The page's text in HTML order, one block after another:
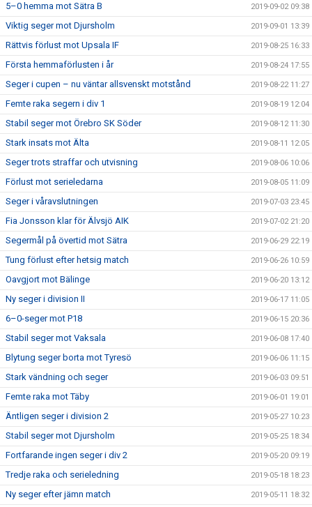
5–0 hemma mot Sätra B 2019-09-02 09:38
Viktig seger mot Djursholm 2019-09-01 13:39
Rättvis förlust mot Upsala IF 2019-08-25 16:33
Första hemmaförlusten i år 2019-08-24 17:55
Seger i cupen – nu väntar allsvenskt motstånd 2019-08-22 11:27
Femte raka segern i div 1 2019-08-19 12:04
Stabil seger mot Örebro SK Söder 2019-08-12 11:30
Stark insats mot Älta 2019-08-11 12:05
Seger trots straffar och utvisning 2019-08-06 10:06
Förlust mot serieledarna 2019-08-05 11:09
Seger i våravslutningen 2019-07-03 23:45
Fia Jonsson klar för Älvsjö AIK 2019-07-02 21:20
Segermål på övertid mot Sätra 2019-06-29 22:19
Tung förlust efter hetsig match 2019-06-26 10:59
Oavgjort mot Bälinge 2019-06-20 13:12
Ny seger i division II 2019-06-17 11:05
6–0-seger mot P18 2019-06-15 20:36
Stabil seger mot Vaksala 2019-06-08 17:40
Blytung seger borta mot Tyresö 2019-06-06 11:15
Stark vändning och seger 2019-06-03 09:51
Femte raka mot Täby 2019-06-01 19:01
Äntligen seger i division 2 2019-05-27 10:23
Stabil seger mot Djursholm 2019-05-25 18:34
Fortfarande ingen seger i div 2 2019-05-20 09:19
Tredje raka och serieledning 2019-05-18 18:23
Ny seger efter jämn match 2019-05-11 18:32